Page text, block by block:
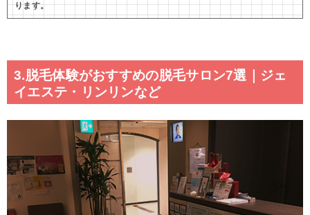
ります。
3.脱毛体験がおすすめの脱毛サロン7選｜ジェ
イエステ・リンリンなど